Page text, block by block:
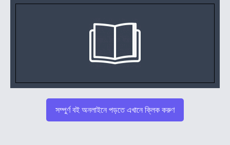
সম্পুর্ণ বই অনলাইনে পড়তে এখানে ক্লিক করুণ